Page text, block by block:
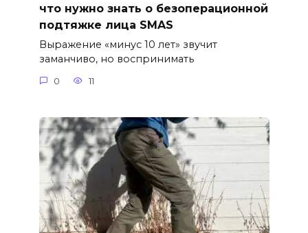
что нужно знать о безоперационной
подтяжке лица SMAS
Выражение «минус 10 лет» звучит
заманчиво, но воспринимать
0 11